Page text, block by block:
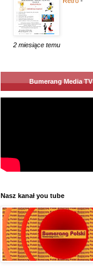
2 miesiące temu
Bumerang Media TV
Nasz kanał you tube